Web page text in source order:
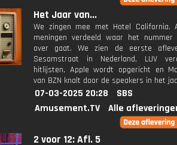
Het Jaar van...
We zingen mee met Hotel California.
meningen verdeeld waar het
over gaat. We zien de eerste
Sesamstraat in Nederland, LUV
hitlijsten, Apple wordt opgericht en
van BZN knalt door de speakers in het
07-03-2025 20:28
SBS
Amusement.TV
Alle
2 voor 12: Afl. 5